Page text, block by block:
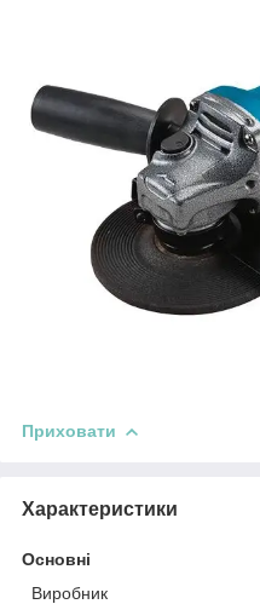
Приховати
Характеристики
Основні
Виробник